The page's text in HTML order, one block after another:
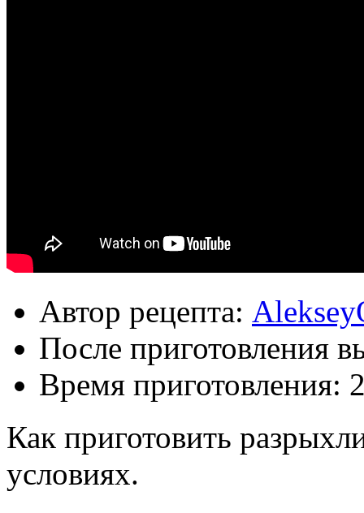
Автор рецепта:
После приготовления
Время приготовления:
Как приготовить
условиях.